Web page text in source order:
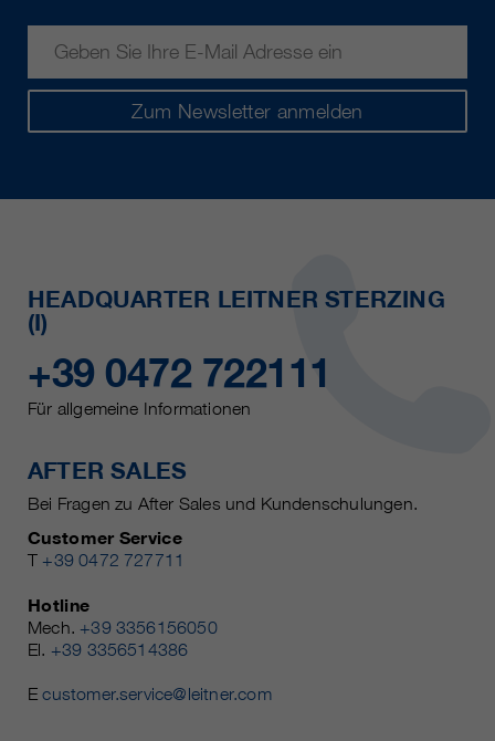
Zum Newsletter anmelden
HEADQUARTER LEITNER STERZING
(I)
+39 0472 722111
Für allgemeine Informationen
AFTER SALES
Bei Fragen zu After Sales und Kundenschulungen.
Customer Service
T +39 0472 727711
Hotline
Mech. +39 3356156050
El. +39 3356514386
Ecustomer.service@leitner.com